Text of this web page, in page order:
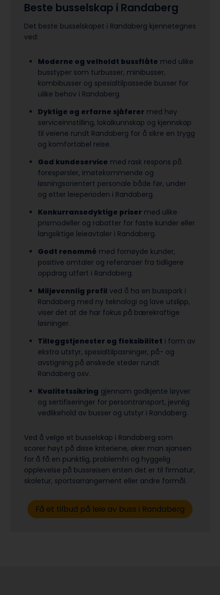
Beste busselskap i Randaberg
Det beste busselskapet i Randaberg kjennetegnes
ved:
Moderne og velholdt bussflåte med ulike
busstyper som turbusser, minibusser,
kombibusser og spesialtilpassede busser for
ulike behov i Randaberg.
Dyktige og erfarne sjåfører med høy
serviceinnstilling, lokalkunnskap og kjennskap
til veiene rundt Randaberg for å sikre en trygg
og komfortabel reise.
God kundeservice med rask respons på
forespørsler, imøtekommende og
løsningsorientert personale både før, under
og etter leieperioden i Randaberg.
Konkurransedyktige priser med ulike
prismodeller og rabatter for faste kunder eller
langsiktige leieavtaler i Randaberg.
Godt renommé med fornøyde kunder,
positive omtaler og referanser fra tidligere
oppdrag utført i Randaberg.
Miljøvennlig profil ved å ha en busspark i
Randaberg med ny teknologi og lave utslipp,
viser det at de har fokus på bærekraftige
løsninger.
Tilleggstjenester og fleksibilitet i form av
ekstra utstyr, spesialtilpasninger, på- og
avstigning på ønskede steder rundt
Randaberg osv.
Kvalitetssikring gjennom godkjente løyver
og sertifiseringer for persontransport, jevnlig
vedlikehold av busser og utstyr i Randaberg.
Ved å velge et busselskap i Randaberg som
scorer høyt på disse kriteriene, øker man sjansen
for å få en punktlig, problemfri og hyggelig
opplevelse på bussreisen enten det er til firmatur,
skoletur, sports­arrangement eller andre formål.
Få et tilbud på leie av buss i Randaberg